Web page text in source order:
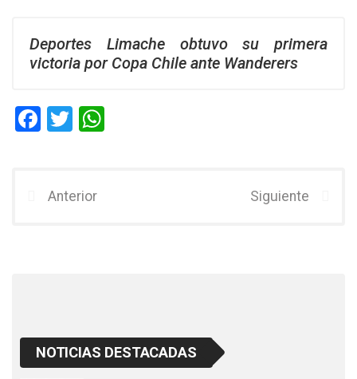
Deportes Limache obtuvo su primera
victoria por Copa Chile ante Wanderers
F
b
T
er
Anterior Siguiente
NOTICIAS DESTACADAS